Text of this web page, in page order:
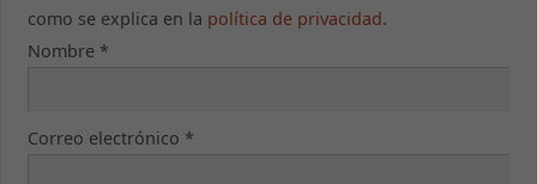
como se explica en la política de privacidad.
Nombre *
Correo electrónico *